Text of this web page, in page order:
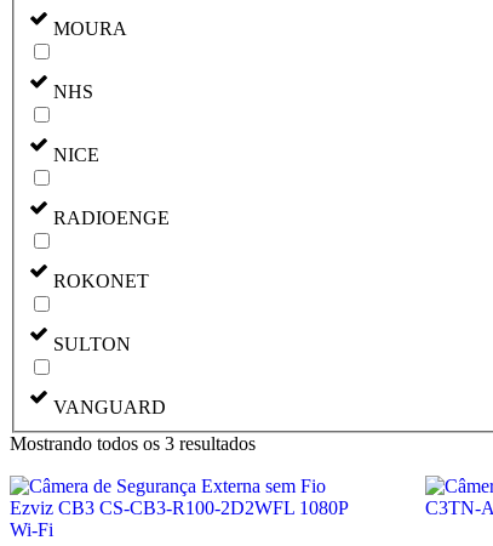
MOURA
NHS
NICE
RADIOENGE
ROKONET
SULTON
VANGUARD
Mostrando todos os 3 resultados